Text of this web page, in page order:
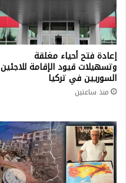
إعادة فتح أحياء مغلقة
وتسهيلات قيود الإقامة للاجئين
السوريين في تركيا
منذ ساعتين